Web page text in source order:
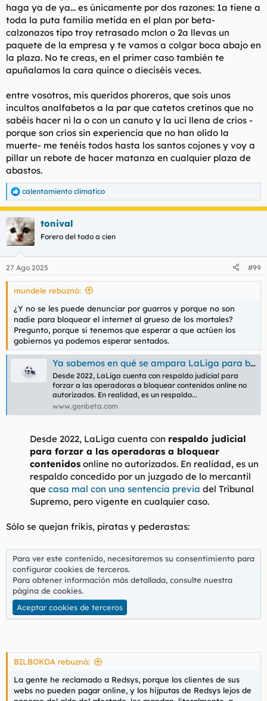
haga ya de ya... es únicamente por dos razones: 1a tiene a
toda la puta familia metida en el plan por beta-
calzonazos tipo troy retrasado mclon o 2a llevas un
paquete de la empresa y te vamos a colgar boca abajo en
la plaza. No te creas, en el primer caso también te
apuñalamos la cara quince o dieciséis veces.
entre vosotros, mis queridos phoreros, que sois unos
incultos analfabetos a la par que catetos cretinos que no
sabéis hacer ni la o con un canuto y la uci llena de críos -
porque son críos sin experiencia que no han olido la
muerte- me tenéis todos hasta los santos cojones y voy a
pillar un rebote de hacer matanza en cualquier plaza de
abastos.
R
e
a
c
c
i
e
s
calentamiento climatico
tonival
Forero del todo a cien
27 Ago 2025 #99
mundele rebuznó:
¿Y no se les puede denunciar por guarros y porque no son
nadie para bloquear el internet al grueso de los mortales?
Pregunto, porque si tenemos que esperar a que actúen los
gobiernos ya podemos esperar sentados.
Ya sabemos en qué se ampara LaLiga para bloquear a Cloudflare indiscriminadamente: una reciente sentencia
Desde 2022, LaLiga cuenta con respaldo judicial para
forzar a las operadoras a bloquear contenidos online no
autorizados. En realidad, es un respaldo...
www.genbeta.com
Desde 2022, LaLiga cuenta con respaldo judicial
para forzar a las operadoras a bloquear
contenidos online no autorizados. En realidad, es un
respaldo concedido por un juzgado de lo mercantil
que casa mal con una sentencia previa del Tribunal
Supremo, pero vigente en cualquier caso.
Sólo se quejan frikis, piratas y pederastas:
Para ver este contenido, necesitaremos su consentimiento para
configurar cookies de terceros.
Para obtener información más detallada, consulte nuestra
página de cookies.
Aceptar cookies de terceros
BILBOKOA rebuznó:
La gente he reclamado a Redsys, porque los clientes de sus
webs no pueden pagar online, y los hijputas de Redsys lejos de